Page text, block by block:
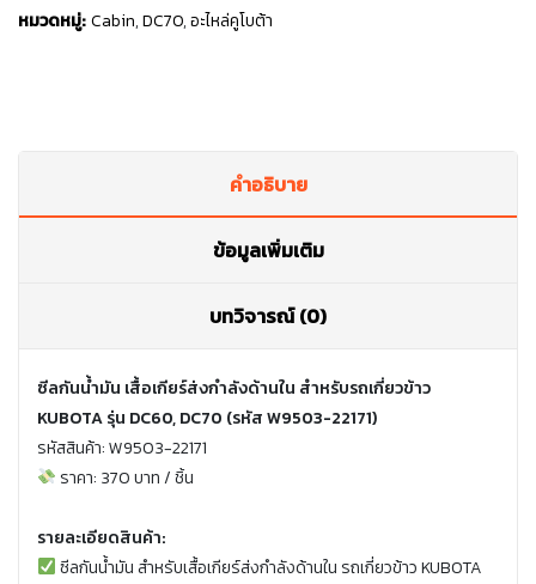
หมวดหมู่: Cabin,DC70,อะไหล่คูโบต้า
คำอธิบาย
ข้อมูลเพิ่มเติม
บทวิจารณ์ (0)
ซีลกันน้ำมัน เสื้อเกียร์ส่งกำลังด้านใน สำหรับรถเกี่ยวข้าว
KUBOTA รุ่น DC60, DC70 (รหัส W9503-22171)
รหัสสินค้า: W9503-22171
ราคา: 370 บาท / ชิ้น
รายละเอียดสินค้า:
ซีลกันน้ำมัน สำหรับเสื้อเกียร์ส่งกำลังด้านใน รถเกี่ยวข้าว KUBOTA